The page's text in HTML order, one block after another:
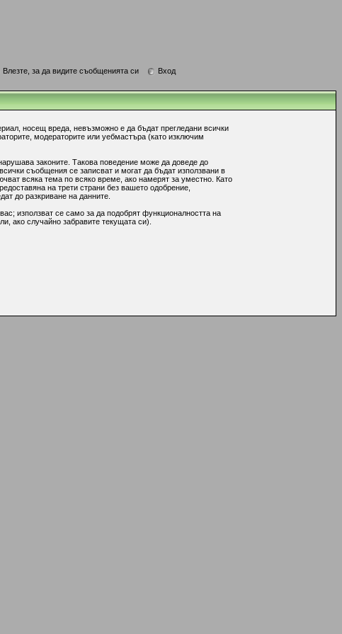
Влезте, за да видите съобщенията си
Вход
носещ вреда, невъзможно е да бъдат прегледани всички
модераторите или уебмастъра (като изключим
законите. Такова поведение може да доведе до
съобщения се записват и могат да бъдат използвани в
всяка тема по всяко време, ако намерят за уместно. Като
на трети страни без вашето одобрение,
до разкриване на данните.
използват се само за да подобрят функционалността на
ако случайно забравите текущата си).